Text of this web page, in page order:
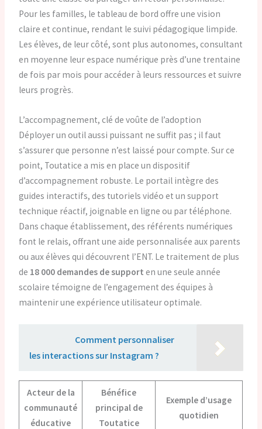
Pour les familles, le tableau de bord offre une vision
claire et continue, rendant le suivi pédagogique limpide.
Les élèves, de leur côté, sont plus autonomes, consultant
en moyenne leur espace numérique près d’une trentaine
de fois par mois pour accéder à leurs ressources et suivre
leurs progrès.
L’accompagnement, clé de voûte de l’adoption
Déployer un outil aussi puissant ne suffit pas ; il faut
s’assurer que personne n’est laissé pour compte. Sur ce
point, Toutatice a mis en place un dispositif
d’accompagnement robuste. Le portail intègre des
guides interactifs, des tutoriels vidéo et un support
technique réactif, joignable en ligne ou par téléphone.
Dans chaque établissement, des référents numériques
font le relais, offrant une aide personnalisée aux parents
ou aux élèves qui découvrent l’ENT. Le traitement de plus
de 18 000 demandes de support en une seule année
scolaire témoigne de l’engagement des équipes à
maintenir une expérience utilisateur optimale.
Comment personnaliser
les interactions sur Instagram ?
Acteur de la
communauté
éducative
Bénéfice
principal de
Toutatice
Exemple d’usage
quotidien